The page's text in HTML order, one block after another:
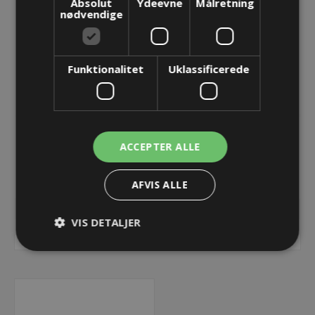
SPP 2x6 C Modul -
double - 2x6mm - blå
15,32 kr.
Lager: Restordre - Er på vej!
SPP 2x7 C Modul -
double - 2x7mm - blå
15,32 kr.
Lager: Restordre - Er på vej!
nødvendige
Funktionalitet Uklassificerede
ACCEPTER ALLE
AFVIS ALLE
VIS DETALJER